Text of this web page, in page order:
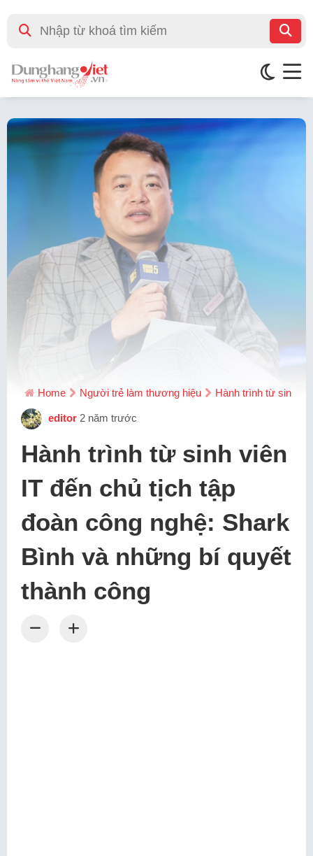
Home Người trẻ làm thương hiệu Hành trình từ sinh
editor 2 năm trước
Hành trình từ sinh viên
IT đến chủ tịch tập
đoàn công nghệ: Shark
Bình và những bí quyết
thành công